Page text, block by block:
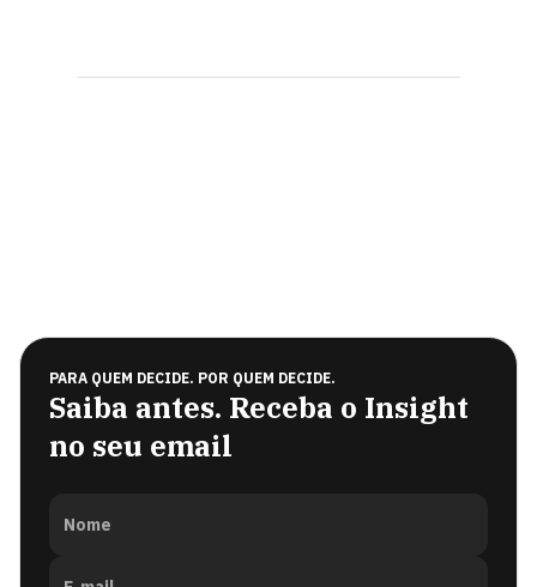
PARA QUEM DECIDE. POR QUEM DECIDE.
Saiba antes. Receba o Insight
no seu email
Nome